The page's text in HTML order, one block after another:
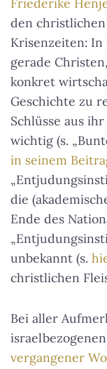
Friederike
den
Krisenzeiten:
gerade
konkret
Geschichte zu
Schlüsse aus
wichtig (s.
in seinem
die
Ende des
unbekannt (s.
christlichen
Bei aller
vergangener